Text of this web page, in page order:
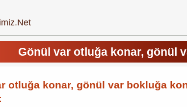
Gönül var otluğa konar, gönül
otluğa konar, gönül var bokluğa